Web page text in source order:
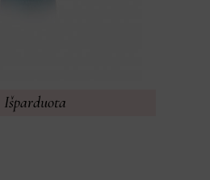
Išparduota